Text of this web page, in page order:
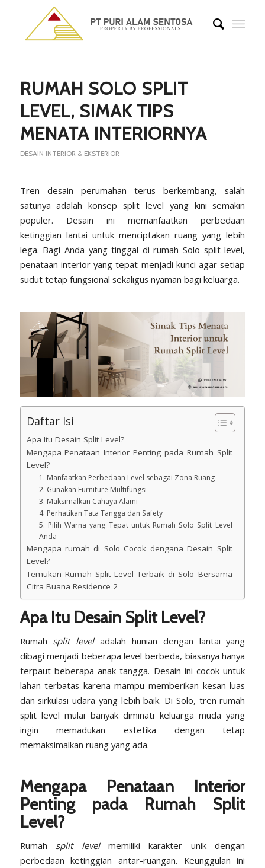
RUMAH SOLO SPLIT
LEVEL, SIMAK TIPS
MENATA INTERIORNYA
DESAIN INTERIOR & EKSTERIOR
Tren desain perumahan terus berkembang, salah
satunya adalah konsep split level yang kini semakin
populer. Desain ini memanfaatkan perbedaan
ketinggian lantai untuk menciptakan ruang yang lebih
lega. Bagi Anda yang tinggal di rumah Solo split level,
penataan interior yang tepat menjadi kunci agar setiap
sudut tetap fungsional sekaligus nyaman bagi keluarga.
Daftar Isi
Apa Itu Desain Split Level?
Mengapa Penataan Interior Penting pada Rumah Split
Level?
1. Manfaatkan Perbedaan Level sebagai Zona Ruang
2. Gunakan Furniture Multifungsi
3. Maksimalkan Cahaya Alami
4. Perhatikan Tata Tangga dan Safety
5. Pilih Warna yang Tepat untuk Rumah Solo Split Level
Anda
Mengapa rumah di Solo Cocok dengana Desain Split
Level?
Temukan Rumah Split Level Terbaik di Solo Bersama
Citra Buana Residence 2
Apa Itu Desain Split Level?
Rumah split leveladalah hunian dengan lantai yang
dibagi menjadi beberapa level berbeda, biasanya hanya
terpaut beberapa anak tangga. Desain ini cocok untuk
lahan terbatas karena mampu memberikan kesan luas
dan sirkulasi udara yang lebih baik. Di Solo, tren rumah
split level mulai banyak diminati keluarga muda yang
ingin memadukan estetika dengan tetap
memaksimalkan ruang yang ada.
Mengapa Penataan Interior
Penting pada Rumah Split
Level?
Rumah split levelmemiliki karakter unik dengan
perbedaan ketinggian antar-ruangan. Keunggulan ini